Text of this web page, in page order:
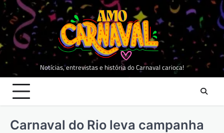
Skip
content
Notícias, entrevistas e história do Carnaval carioca!
Carnaval do Rio leva campanha